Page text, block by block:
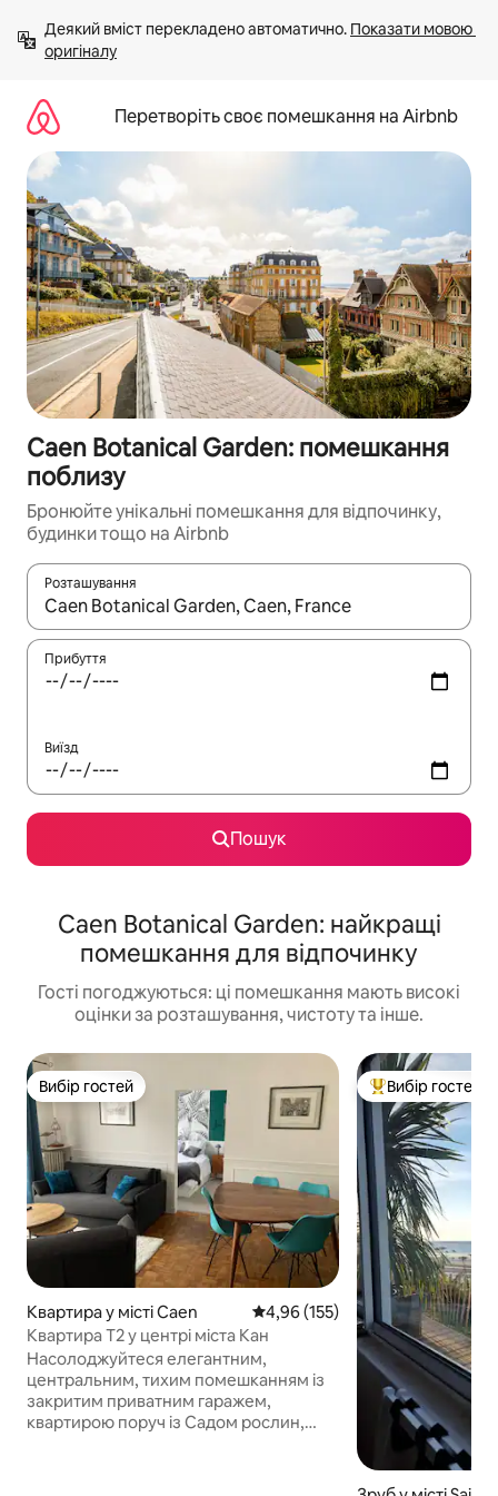
вмісту
Деякий вміст перекладено автоматично. Показати мовою
оригіналу
Перетворіть своє помешкання на Airbnb
Caen Botanical Garden: помешкання
поблизу
Бронюйте унікальні помешкання для відпочинку,
будинки тощо на Airbnb
Розташування
Отримавши результати пошуку, використовуйте для
Прибуття
Виїзд
Пошук
Caen Botanical Garden: найкращі
помешкання для відпочинку
Гості погоджуються: ці помешкання мають високі
оцінки за розташування, чистоту та інше.
Вибір гостей
Вибір гостей
Квартира у місті Caen Середня оцінка: 4,96 з 5,
4,96 (155)
Квартира T2 у центрі міста Кан
Насолоджуйтеся елегантним,
центральним, тихим помешканням із
закритим приватним гаражем,
квартирою поруч із Садом рослин,
Топ вибір гостей
Вибір гостей